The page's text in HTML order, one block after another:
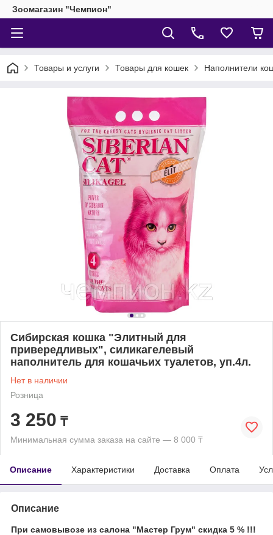
Зоомагазин "Чемпион"
Товары и услуги Товары для кошек Наполнители
Сибирская кошка "Элитный для
привередливых", силикагелевый
наполнитель для кошачьих туалетов, уп.4л.
Нет в наличии
Розница
3 250 ₸
Минимальная сумма заказа на сайте — 8 000 ₸
Описание Характеристики Доставка Оплата
Описание
При самовывозе из салона "Мастер Грум" скидка 5 % !!!